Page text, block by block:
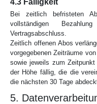
4.3 Fälligkeit
Bei zeitlich befristeten
vollständigen
Vertragsabschluss.
Zeitlich offenen Abos
vorgegebenen Zeiträume
sowie jeweils zum
der Höhe fällig, die die
die nächsten 30 Tage
5.